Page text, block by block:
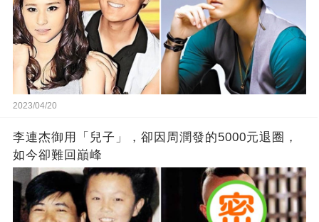
2023/04/20
李連杰御用「兒子」，卻因周潤發的5000元退圈，
如今卻難回巔峰